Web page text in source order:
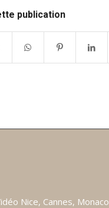
publication
Nice, Cannes, Monaco